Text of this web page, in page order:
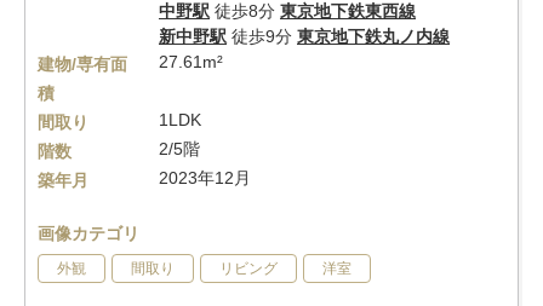
中野駅 徒歩8分 東京地下鉄東西線
新中野駅 徒歩9分 東京地下鉄丸ノ内線
建物/専有面
積
27.61m²
間取り
1LDK
階数
2/5階
築年月
2023年12月
画像カテゴリ
外観 間取り リビング 洋室